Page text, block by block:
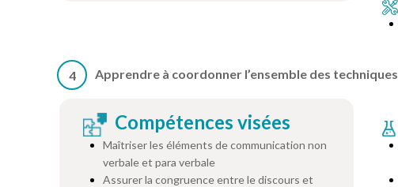
4 Apprendre à coordonner l’ensemble des techniques
Compétences visées
Maîtriser les éléments de communication non
verbale et para verbale
Assurer la congruence entre le discours et